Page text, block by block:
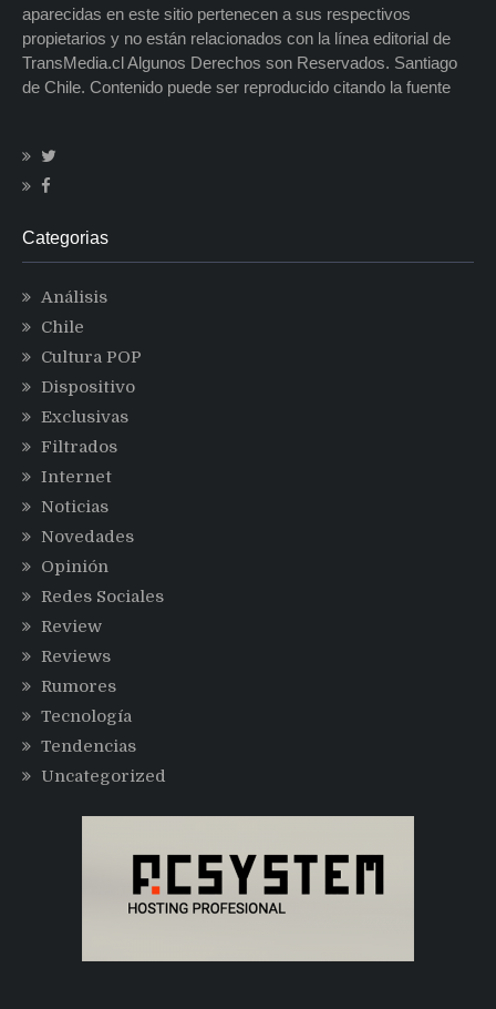
aparecidas en este sitio pertenecen a sus respectivos
propietarios y no están relacionados con la línea editorial de
TransMedia.cl Algunos Derechos son Reservados. Santiago
de Chile. Contenido puede ser reproducido citando la fuente
Categorias
Análisis
Chile
Cultura POP
Dispositivo
Exclusivas
Filtrados
Internet
Noticias
Novedades
Opinión
Redes Sociales
Review
Reviews
Rumores
Tecnología
Tendencias
Uncategorized